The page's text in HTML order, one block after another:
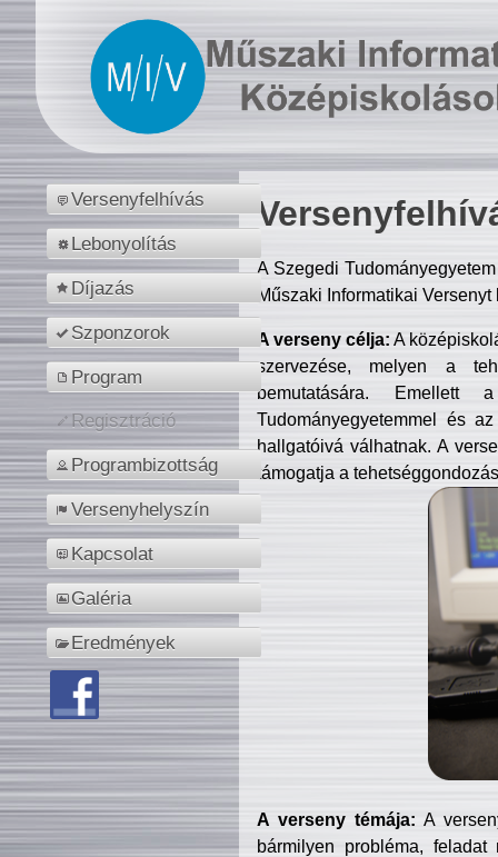
Versenyfelhívás
Lebonyolítás
Díjazás
Szponzorok
Program
Regisztráció
Programbizottság
Versenyhelyszín
Kapcsolat
Galéria
Eredmények
A Szegedi
Műszaki Informatikai
A verseny célja: A
szervezése, melyen a
bemutatására. Emellett
Tudományegyetemmel és
hallgatóivá válhatnak. A
támogatja a
A verseny témája: A
bármilyen probléma, feladat